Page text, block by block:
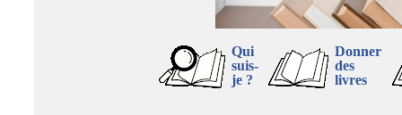
Qui
suis-
je ?
Donner
des
livres